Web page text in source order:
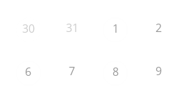
30 31 1 2
6 7 8 9